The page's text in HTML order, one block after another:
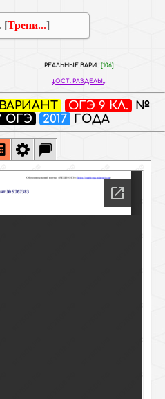
[Трени...]
РЕАЛЬНЫЕ ВАРИ.. [106]
ОСТ. РАЗДЕЛЫ
ОГЭ 9 КЛ. №
ОГЭ 2017 ГОДА